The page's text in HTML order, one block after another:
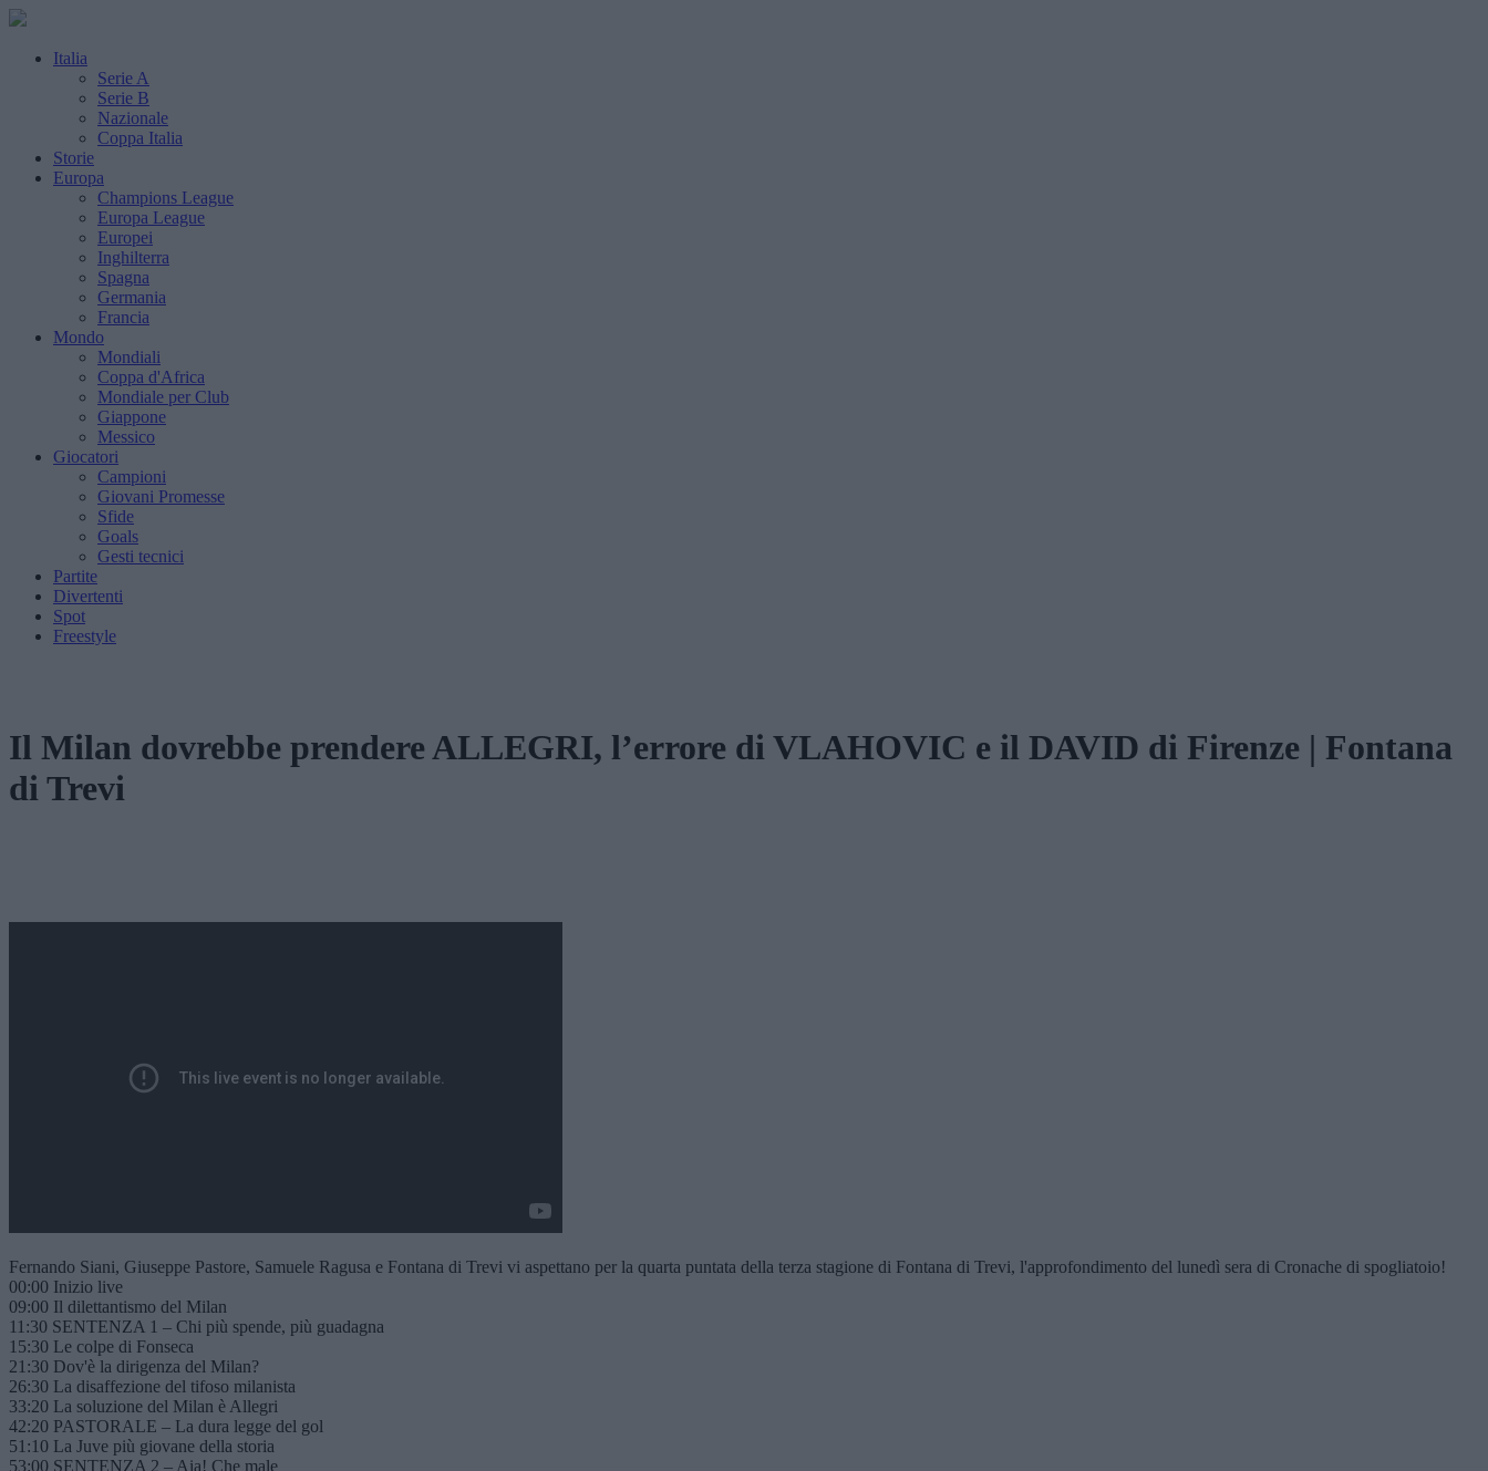
Italia
Serie A
Serie B
Nazionale
Coppa Italia
Storie
Europa
Champions League
Europa League
Europei
Inghilterra
Spagna
Germania
Francia
Mondo
Mondiali
Coppa d'Africa
Mondiale per Club
Giappone
Messico
Giocatori
Campioni
Giovani Promesse
Sfide
Goals
Gesti tecnici
Partite
Divertenti
Spot
Freestyle
Il Milan dovrebbe prendere ALLEGRI, l’errore di VLAHOVIC e il DAVID di Firenze | Fontana
di Trevi
Fernando Siani, Giuseppe Pastore, Samuele Ragusa e Fontana di Trevi vi aspettano per la quarta puntata della terza stagione di Fontana di Trevi, l'approfondimento del lunedì sera di Cronache di spogliatoio!
00:00 Inizio live
09:00 Il dilettantismo del Milan
11:30 SENTENZA 1 – Chi più spende, più guadagna
15:30 Le colpe di Fonseca
21:30 Dov'è la dirigenza del Milan?
26:30 La disaffezione del tifoso milanista
33:20 La soluzione del Milan è Allegri
42:20 PASTORALE – La dura legge del gol
51:10 La Juve più giovane della storia
53:00 SENTENZA 2 – Aia! Che male